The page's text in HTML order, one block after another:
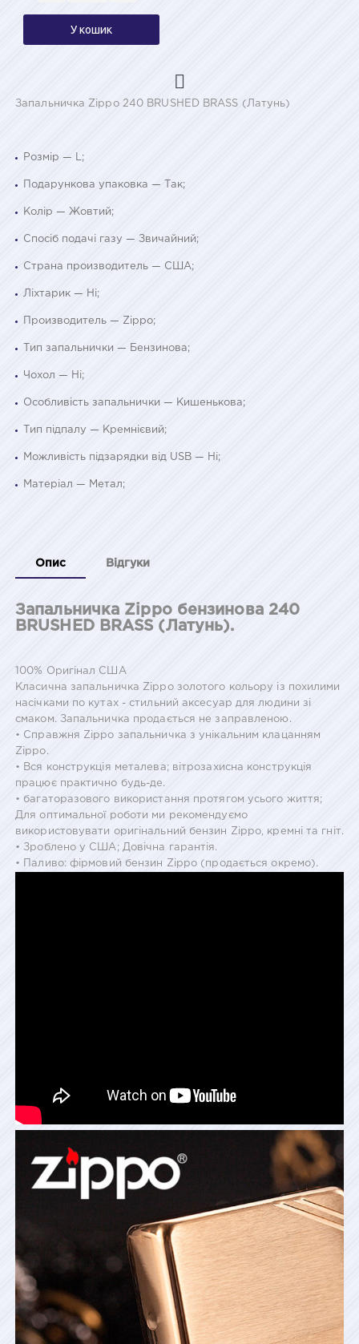
У кошик
Запальничка Zippo 240 BRUSHED BRASS (Латунь)
Розмір — L;
Подарункова упаковка — Так;
Колір — Жовтий;
Спосіб подачі газу — Звичайний;
Страна производитель — США;
Ліхтарик — Ні;
Производитель — Zippo;
Тип запальнички — Бензинова;
Чохол — Ні;
Особливість запальнички — Кишенькова;
Тип підпалу — Кремнієвий;
Можливість підзарядки від USB — Ні;
Матеріал — Метал;
Опис Відгуки
Запальничка Zippo бензинова 240
BRUSHED BRASS (Латунь).
100% Оригінал США
Класична запальничка Zippo золотого кольору із похилими
насічками по кутах - стильний аксесуар для людини зі
смаком. Запальничка продається не заправленою.
• Справжня Zippo запальничка з унікальним клацанням
Zippo.
• Вся конструкція металева; вітрозахисна конструкція
працює практично будь-де.
• багаторазового використання протягом усього життя;
Для оптимальної роботи ми рекомендуємо
використовувати оригінальний бензин Zippo, кремні та гніт.
• Зроблено у США; Довічна гарантія.
• Паливо: фірмовий бензин Zippo (продається окремо).